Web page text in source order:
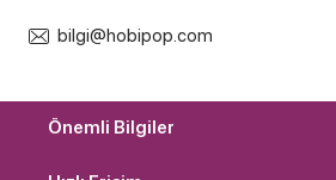
bilgi@hobipop.com
Önemli Bilgiler